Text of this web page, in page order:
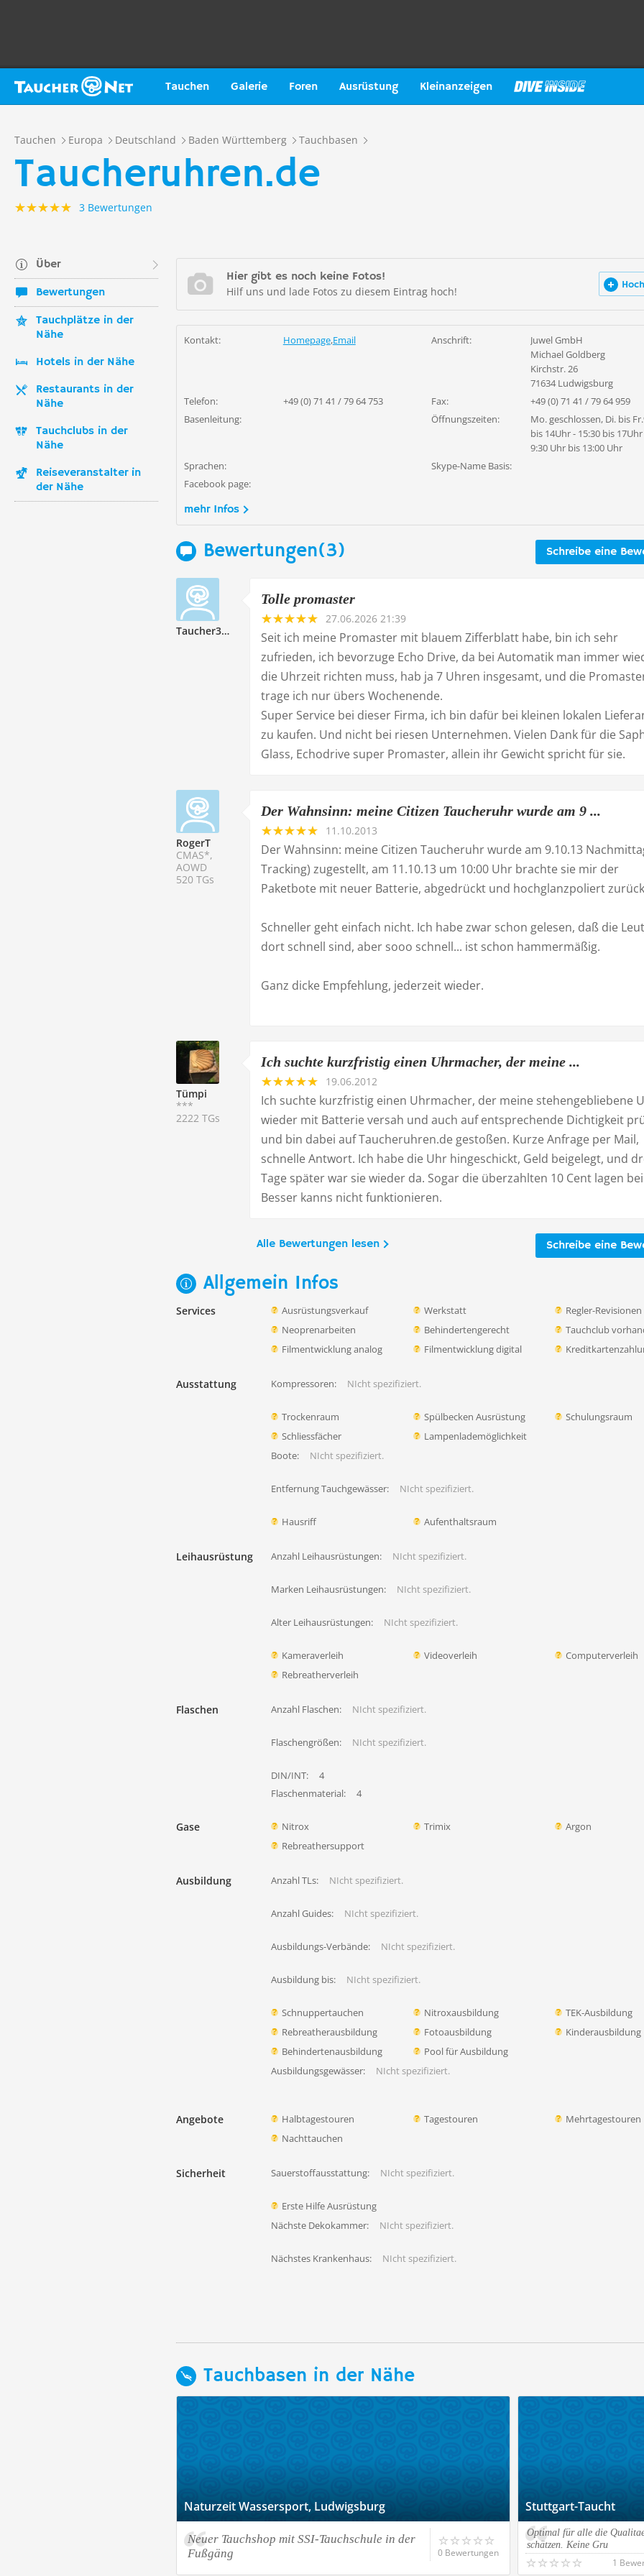
Tauchen Galerie Foren Ausrüstung Kleinanzeigen
Tauchen Europa Deutschland Baden Württemberg Tauchbasen
Taucheruhren.de
3 Bewertungen
Über
Bewertungen
Tauchplätze in der
Nähe
Hotels in der Nähe
Restaurants in der
Nähe
Tauchclubs in der
Nähe
Reiseveranstalter in
der Nähe
Hier gibt es noch keine Fotos!
Hilf uns und lade Fotos zu diesem Eintrag hoch!
Kontakt: Homepage,Email Anschrift:
Juwel GmbH
Michael Goldberg
Kirchstr. 26
71634 Ludwigsburg
Telefon:
+49 (0) 71 41 / 79 64 753 Fax:
+49 (0) 71 41 / 79 64 959
Basenleitung:
Öffnungszeiten:
Mo. geschlossen, Di. bis
bis 14Uhr - 15:30 bis 17Uhr
9:30 Uhr bis 13:00 Uhr
Sprachen:
Skype-Name Basis:
Facebook page:
mehr Infos
Schreibe eine
Bewertungen(3)
Taucher339290
Tolle promaster
27.06.2026 21:39
Seit ich meine Promaster mit blauem Zifferblatt habe, bin ich sehr
zufrieden, ich bevorzuge Echo Drive, da bei Automatik man immer
die Uhrzeit richten muss, hab ja 7 Uhren insgesamt, und die
trage ich nur übers Wochenende.
Super Service bei dieser Firma, ich bin dafür bei kleinen lokalen
zu kaufen. Und nicht bei riesen Unternehmen. Vielen Dank für die
Glass, Echodrive super Promaster, allein ihr Gewicht spricht für sie.
RogerT
CMAS*,
AOWD
520 TGs
Der Wahnsinn: meine Citizen Taucheruhr wurde am 9 ...
11.10.2013
Der Wahnsinn: meine Citizen Taucheruhr wurde am 9.10.13
Tracking) zugestellt, am 11.10.13 um 10:00 Uhr brachte sie mir der
Paketbote mit neuer Batterie, abgedrückt und hochglanzpoliert
Schneller geht einfach nicht. Ich habe zwar schon gelesen, daß die
dort schnell sind, aber sooo schnell... ist schon hammermäßig.
Ganz dicke Empfehlung, jederzeit wieder.
Tümpi
***
2222 TGs
Ich suchte kurzfristig einen Uhrmacher, der meine ...
19.06.2012
Ich suchte kurzfristig einen Uhrmacher, der meine stehengebliebene
wieder mit Batterie versah und auch auf entsprechende Dichtigkeit
und bin dabei auf Taucheruhren.de gestoßen. Kurze Anfrage per Mail,
schnelle Antwort. Ich habe die Uhr hingeschickt, Geld beigelegt, und
Tage später war sie wieder da. Sogar die überzahlten 10 Cent lagen bei
Besser kanns nicht funktionieren.
Schreibe eine
Alle Bewertungen lesen
Allgemein Infos
Services Ausrüstungsverkauf Werkstatt
Regler-Revisionen
Neoprenarbeiten
Behindertengerecht
Tauchclub
Filmentwicklung analog
Filmentwicklung digital
Ausstattung Kompressoren: NIcht spezifiziert.
Trockenraum Spülbecken Ausrüstung
Schulungsraum
Schliessfächer
Lampenlademöglichkeit
Boote:
NIcht spezifiziert.
Entfernung Tauchgewässer: NIcht spezifiziert.
Hausriff Aufenthaltsraum
Leihausrüstung Anzahl Leihausrüstungen: NIcht spezifiziert.
Marken Leihausrüstungen: NIcht spezifiziert.
Alter Leihausrüstungen: NIcht spezifiziert.
Kameraverleih Videoverleih
Computerverleih
Rebreatherverleih
Flaschen Anzahl Flaschen: NIcht spezifiziert.
Flaschengrößen: NIcht spezifiziert.
DIN/INT:
4
Flaschenmaterial:
4
Gase Nitrox Trimix
Argon
Rebreathersupport
Ausbildung Anzahl TLs: NIcht spezifiziert.
Anzahl Guides: NIcht spezifiziert.
Ausbildungs-Verbände: NIcht spezifiziert.
Ausbildung bis: NIcht spezifiziert.
Schnuppertauchen Nitroxausbildung
TEK-Ausbildung
Rebreatherausbildung
Fotoausbildung
Kinderausbildung
Behindertenausbildung
Pool für Ausbildung
Ausbildungsgewässer:
NIcht spezifiziert.
Angebote Halbtagestouren Tagestouren
Mehrtagestouren
Nachttauchen
Sicherheit Sauerstoffausstattung: NIcht spezifiziert.
Erste Hilfe Ausrüstung
Nächste Dekokammer:
NIcht spezifiziert.
Nächstes Krankenhaus: NIcht spezifiziert.
Tauchbasen in der Nähe
Naturzeit Wassersport, Ludwigsburg
Neuer Tauchshop mit SSI-Tauchschule in der
Fußgäng
0 Bewertungen
Stuttgart-Taucht
Optimal für alle die
schätzen. Keine Gru
1